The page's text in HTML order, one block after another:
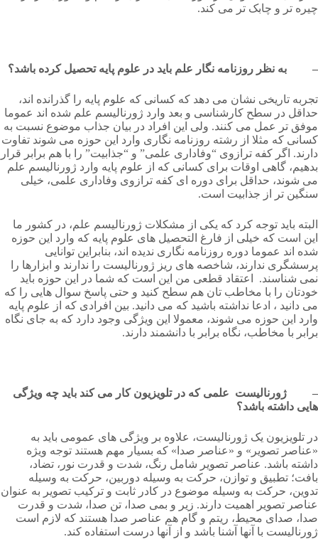
چیره تر و چابک تر می کند.
– به نظر روزنامه نگار علم باید در علوم پایه تحصیل کرده باشد؟
تجربه تاریخی نشان می دهد که کسانی که علوم پایه را گذرانده اند،
حداقل در سطح کارشناسی و بعد وارد ژورنالیسم علم شده اند عموما
موفق تر عمل می کنند. ولی این افراد در بیان جذاب موضوع نسبت به
کسانی که مثلا از رشته روزنامه نگاری وارد این حوزه می شوند تفاوت
دارند. اگر کفه ترازوی “وفاداری علمی” و “جذابیت” را با هم برابر قرار
بدهیم، گاهی اوقات برای کسانی که از علوم پایه وارد ژورنالیسم علم
می شوند، حداقل برای دوره ای کفه ترازوی وفاداری علمی، خیلی
سنگین تر از جذابیت است.
البته باید توجه کرد که یکی از مشکلات ژورنالیسم علم، در کشور ما
این است که خیلی از فارغ التحصیل های علوم پایه که وارد این حوزه
شده اند عموما دوره روزنامه نگاری ندیده اند، بنابراین توانایی
پرسشگری ندارند، شاخصه های ریز ژورنالیست را ندارند و ابزارها را
نمی شناسند. اعتقاد قطعی من این است که شما در این حوزه باید
خودتان را با مخاطب تان هم سطح کنید و حتی پاسخ سوال هایی را که
می دانید ، ادعا نداشته باشید که می دانید. بین افرادی که از علوم پایه
وارد این حوزه می شوند، معمولا این ویژگی وجود دارد که به جای نگاه
برابر با مخاطب، نگاه برابر با دانشمند دارند.
– ژورنالیست علمی که در تلویزیون کار می کند باید چه ویژگی
هایی داشته باشد؟
در تلویزیون یک ژورنالیست، علاوه بر ویژگی های عمومی باید به
«عناصر تصویر» و «عناصر صدا» که بسیار مهم هستند توجه ویژه
داشته باشد. عناصر تصویر شامل رنگ، شدت و قدرت نور، تضاد،
بافت؛ تطبیق و توازن، حرکت به وسیله دوربین، حرکت به وسیله
تدوین، حرکت به وسیله موضوع در کادر ثابت و ترکیب تصویر به عنوان
عناصر تصویر اهمیت دارند. زیر و بمی صدا، تن صدا، شدت و قدرت
صدا، صدای محیط، ریتم و گام هم عناصر صدا هستند که لازم است
ژورنالیست با آنها آشنا باشد و از آنها درست استفاده کند.